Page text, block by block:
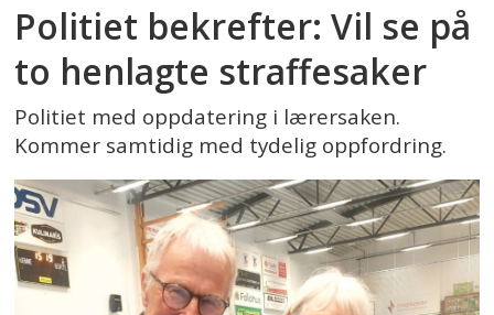
Politiet bekrefter: Vil se på
to henlagte straffesaker
Politiet med oppdatering i lærersaken.
Kommer samtidig med tydelig oppfordring.